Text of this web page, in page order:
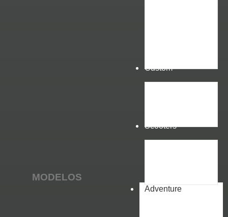
MODELOS
Custom
Scooters
Adventure